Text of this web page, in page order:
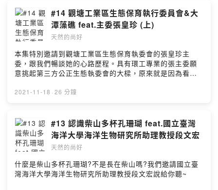
#14 觀塘工業區生態保育執行委員會&大
潭藻礁 feat.主委張皇珍 (上)
天然的尚好
本集特別邀請到觀塘工業區生態保育執委會的張皇珍主
委，跟我們暢談她的心路歷程。具有環工專業的張主委願
意挑起第三方公正生態執委會的大樑，原來就是因為看見
久堅持，有賴於受監督者的配合；這段時間以來，漂沙、
氣呢！
2021-11-18 · 26 分鐘
#13 認識柴山多杯孔珊瑚 feat.國立臺灣
海洋大學海洋生物研究所助理教授段文宏
天然的尚好
什麼是柴山多杯孔珊瑚?不是長在柴山嗎?我們邀請國立臺
灣海洋大學海洋生物研究所助理教授段文宏說給你聽~